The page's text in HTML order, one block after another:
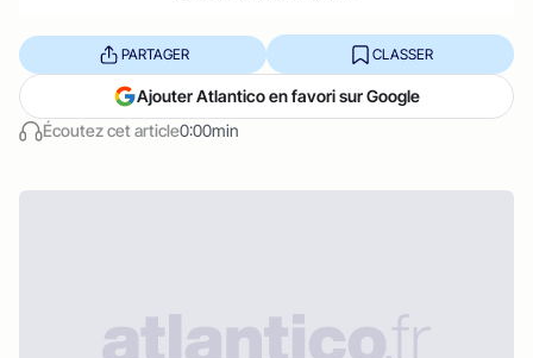
Écoutez cet article0:00min
PARTAGER CLASSER
Ajouter Atlantico en favori sur Google